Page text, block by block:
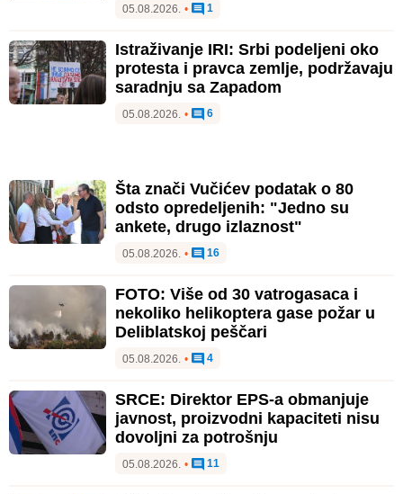
05.08.2026. • 1
Istraživanje IRI: Srbi podeljeni oko
protesta i pravca zemlje, podržavaju
saradnju sa Zapadom
05.08.2026. • 6
Šta znači Vučićev podatak o 80
odsto opredeljenih: "Jedno su
ankete, drugo izlaznost"
05.08.2026. • 16
FOTO: Više od 30 vatrogasaca i
nekoliko helikoptera gase požar u
Deliblatskoj peščari
05.08.2026. • 4
SRCE: Direktor EPS-a obmanjuje
javnost, proizvodni kapaciteti nisu
dovoljni za potrošnju
05.08.2026. • 11